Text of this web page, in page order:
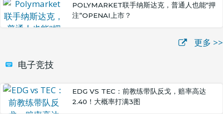
POLYMARKET联手纳斯达克，普通人也能“押
注”OPENAI上市？
更多 >>
电子竞技
EDG VS TEC：前教练带队反戈，赔率高达
2.40！大概率打满3图